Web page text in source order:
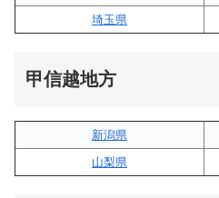
埼玉県
甲信越地方
新潟県
山梨県